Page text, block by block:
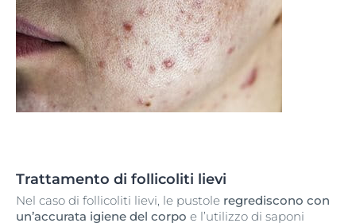
Trattamento di follicoliti lievi
Nel caso di follicoliti lievi, le pustole regrediscono con
un’accurata igiene del corpo e l’utilizzo di saponi